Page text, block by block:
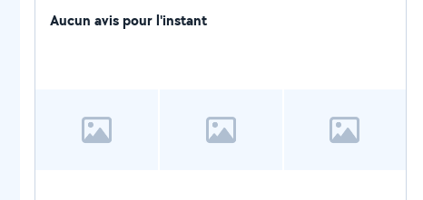
Aucun avis pour l'instant